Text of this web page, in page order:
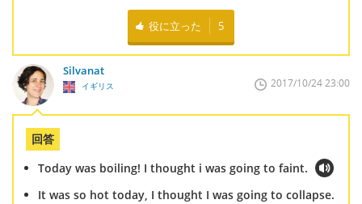
役に立った 5
Silvanat
イギリス 2017/10/24 23:00
回答
Today was boiling! I thought i was going to faint.
It was so hot today, I thought I was going to collapse.